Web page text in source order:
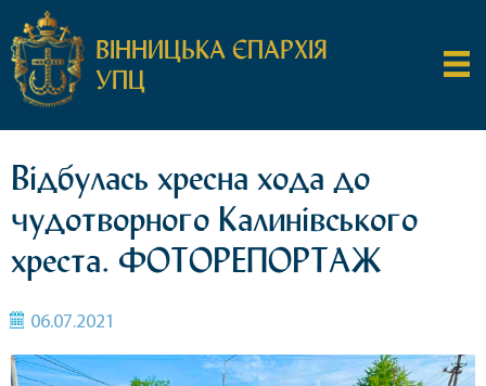
ВІННИЦЬКА ЄПАРХІЯ
УПЦ
Відбулась хресна хода до
чудотворного Калинівського
хреста. ФОТОРЕПОРТАЖ
06.07.2021